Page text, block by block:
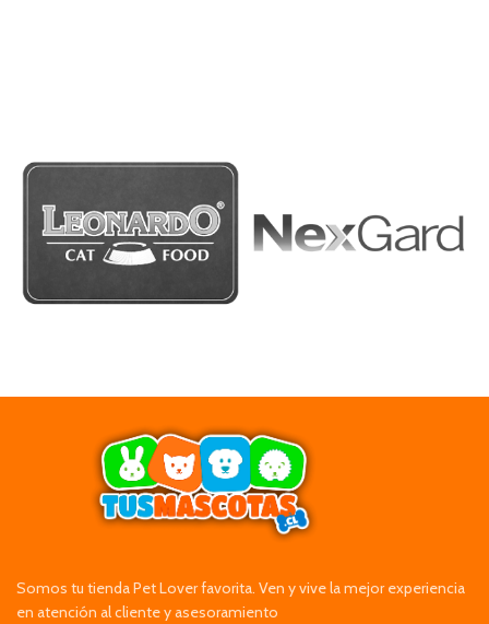
Somos tu tienda Pet Lover favorita. Ven y vive la mejor experiencia
en atención al cliente y asesoramiento